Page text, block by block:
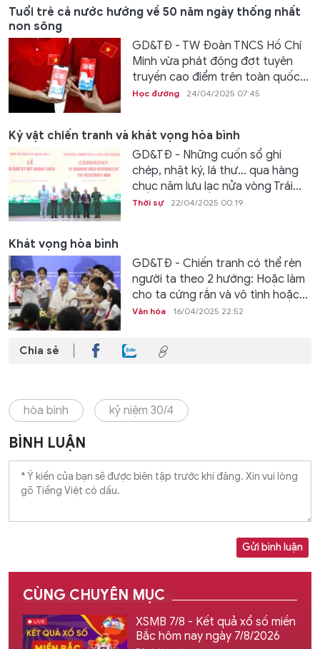
Tuổi trẻ cả nước hướng về 50 năm ngày thống nhất
non sông
GD&TĐ - TW Đoàn TNCS Hồ Chí
Minh vừa phát động đợt tuyên
truyền cao điểm trên toàn quốc...
Học đường 24/04/2025 07:45
Kỷ vật chiến tranh và khát vọng hòa bình
GD&TĐ - Những cuốn sổ ghi
chép, nhật ký, lá thư… qua hàng
chục năm lưu lạc nửa vòng Trái...
Thời sự 22/04/2025 00:19
Khát vọng hòa bình
GD&TĐ - Chiến tranh có thể rèn
người ta theo 2 hướng: Hoặc làm
cho ta cứng rắn và vô tình hoặc...
Văn hóa 16/04/2025 22:52
Chia sẻ
hòa bình kỷ niệm 30/4
BÌNH LUẬN
Gửi bình luận
CÙNG CHUYÊN MỤC
XSMB 7/8 - Kết quả xổ số miền
Bắc hôm nay ngày 7/8/2026